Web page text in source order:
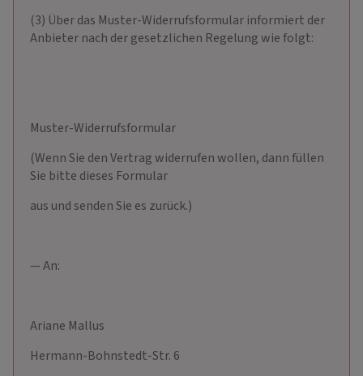
(3) Über das Muster-Widerrufsformular informiert der
Anbieter nach der gesetzlichen Regelung wie folgt:
Muster-Widerrufsformular
(Wenn Sie den Vertrag widerrufen wollen, dann füllen
Sie bitte dieses Formular
aus und senden Sie es zurück.)
— An:
Ariane Mallus
Hermann-Bohnstedt-Str. 6